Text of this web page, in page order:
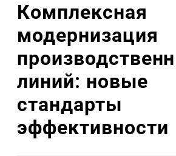
Комплексная
модернизация
линий: новые
стандарты
эффективности